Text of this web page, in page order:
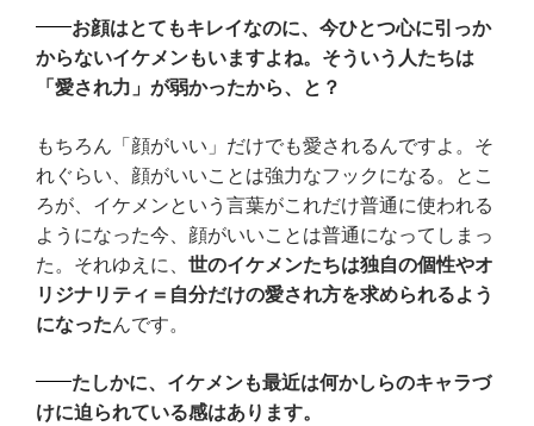
お顔はとてもキレイなのに、今ひとつ心に引っか
からないイケメンもいますよね。そういう人たちは
「愛され力」が弱かったから、と？
もちろん「顔がいい」だけでも愛されるんですよ。そ
れぐらい、顔がいいことは強力なフックになる。とこ
ろが、イケメンという言葉がこれだけ普通に使われる
ようになった今、顔がいいことは普通になってしまっ
た。それゆえに、 世のイケメンたちは独自の個性やオ
リジナリティ＝自分だけの愛され方を求められるよう
になったんです。
たしかに、イケメンも最近は何かしらのキャラづ
けに迫られている感はあります。